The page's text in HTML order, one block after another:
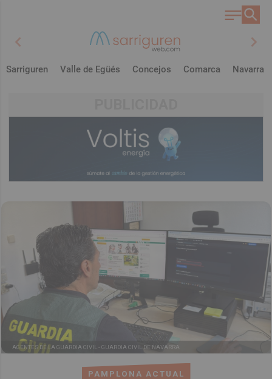
chevron_left chevron_right
Sarriguren Valle de Egüés Concejos Comarca Navarra
PAMPLONA ACTUAL
AGENTES DE LA GUARDIA CIVIL -GUARDIA CIVIL DE NAVARRA